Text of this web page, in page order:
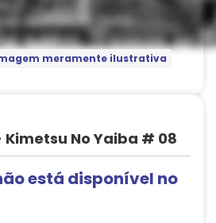
meramente ilustrativa
Kimetsu No Yaiba # 08
está disponível no